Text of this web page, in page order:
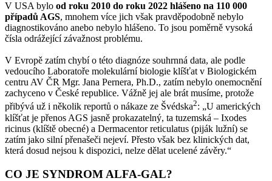
V USA bylo od roku 2010 do roku 2022 hlášeno na 110 000
případů AGS, mnohem více jich však pravděpodobně nebylo
diagnostikováno anebo nebylo hlášeno. To jsou poměrně vysoká
čísla odrážející závažnost problému.
V Evropě zatím chybí o této diagnóze souhrnná data, ale podle
vedoucího Laboratoře molekulární biologie klíšťat v Biologickém
centru AV ČR Mgr. Jana Pernera, Ph.D., zatím nebylo onemocnění
zachyceno v České republice. Vážně jej ale brát musíme, protože
přibývá už i několik reportů o nákaze ze Švédska2: „U amerických
klíšťat je přenos AGS jasně prokazatelný, ta tuzemská – Ixodes
ricinus (klíště obecné) a Dermacentor reticulatus (piják lužní) se
zatím jako silní přenašeči nejeví. Přesto však bez klinických dat,
která dosud nejsou k dispozici, nelze dělat ucelené závěry.“
CO JE SYNDROM ALFA-GAL?